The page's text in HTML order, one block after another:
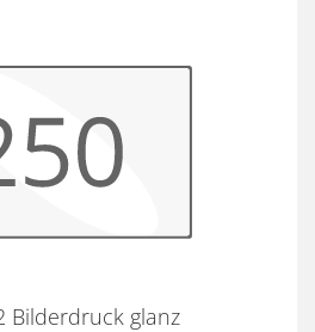
Bilderdruck glanz